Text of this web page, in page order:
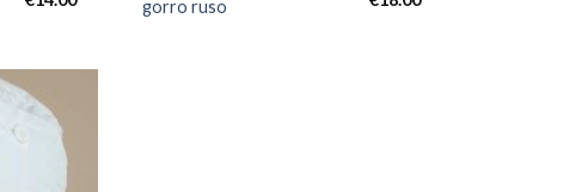
gorro ruso